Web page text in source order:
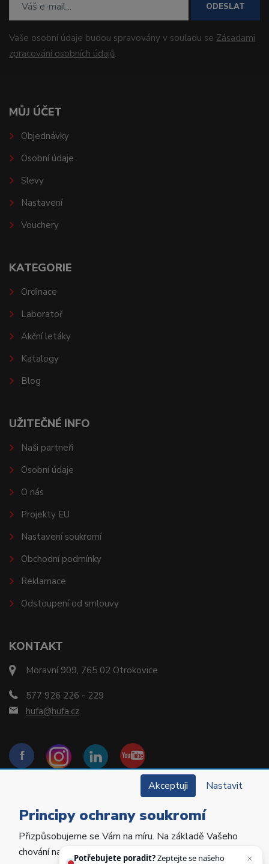
ODESLAT
Vaše osobní údaje budou spravovány v souladu se Zásadami
zpracování osobních údajů.
KONTAKT
Moravní 909, 765 02 Otrokovice
577 926 226 - 229
hufa@hufa.cz
MŮJ ÚČET
Objednávky
Osobní údaje
Slevy
Nastavení
Vouchery
KATEGORIE
Ordinace
Laboratoř
Akční letáky
Katalogy
Blog
UŽITEČNÉ INFO
Naši partneři
Osobní údaje
O nás
Projekty EU
Nastavení soukromí
Obchodní podmínky
Reklamace
Odstoupení od smlouvy
Copyright © 2022 Hu-Fa Dental a.s. Všechna práva
vyhrazena.
Akceptuji Nastavit
Principy ochrany soukromí
Přizpůsobujeme se Vám na míru. Na základě Vašeho
chování na webu personalizujeme jeho obsah a
Potřebujete poradit?Zeptejte se našeho